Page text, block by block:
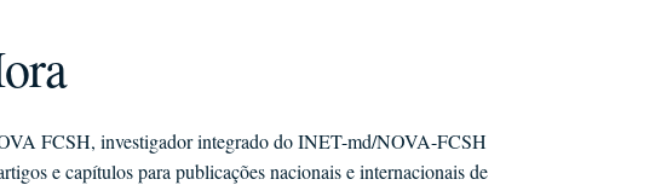
FCSH, investigador integrado do INET-md/NOVA-FCSH
e capítulos para publicações nacionais e internacionais de